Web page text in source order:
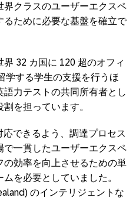
クラスのユーザーエクスペ
るために必要な基盤を確立で
32 カ国に 120 超のオフィ
学する学生の支援を行うほ
力テストの共同所有者とし
を担っています。
応できるよう、調達プロセス
で一貫したユーザーエクスペ
の効率を向上させるための単
を必要としていました。
のインテリジェントな